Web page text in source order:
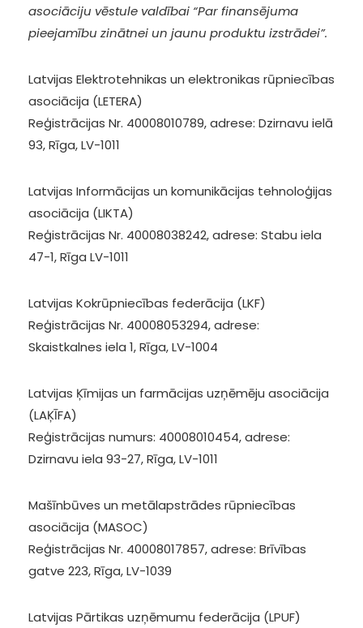
asociāciju vēstule valdībai “Par finansējuma
pieejamību zinātnei un jaunu produktu izstrādei”.
Latvijas Elektrotehnikas un elektronikas rūpniecības
asociācija (LETERA)
Reģistrācijas Nr. 40008010789, adrese: Dzirnavu ielā
93, Rīga, LV-1011
Latvijas Informācijas un komunikācijas tehnoloģijas
asociācija (LIKTA)
Reģistrācijas Nr. 40008038242, adrese: Stabu iela
47-1, Rīga LV-1011
Latvijas Kokrūpniecības federācija (LKF)
Reģistrācijas Nr. 40008053294, adrese:
Skaistkalnes iela 1, Rīga, LV-1004
Latvijas Ķīmijas un farmācijas uzņēmēju asociācija
(LAĶĪFA)
Reģistrācijas numurs: 40008010454, adrese:
Dzirnavu iela 93-27, Rīga, LV-1011
Mašīnbūves un metālapstrādes rūpniecības
asociācija (MASOC)
Reģistrācijas Nr. 40008017857, adrese: Brīvības
gatve 223, Rīga, LV-1039
Latvijas Pārtikas uzņēmumu federācija (LPUF)